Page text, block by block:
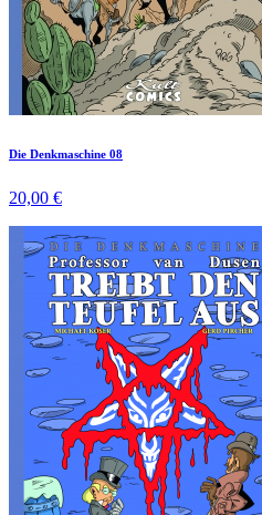
Die Denkmaschine 08
20,00 €